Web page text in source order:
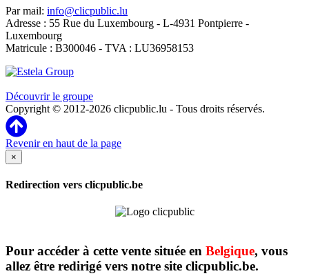
Par mail: info@clicpublic.lu
Adresse : 55 Rue du Luxembourg - L-4931 Pontpierre -
Luxembourg
Matricule : B300046 - TVA : LU36958153
Découvrir le groupe
Copyright © 2012-2026 clicpublic.lu - Tous droits réservés.
Revenir en haut de la page
×
Redirection vers clicpublic.be
Pour accéder à cette vente située en Belgique, vous
allez être redirigé vers notre site clicpublic.be.